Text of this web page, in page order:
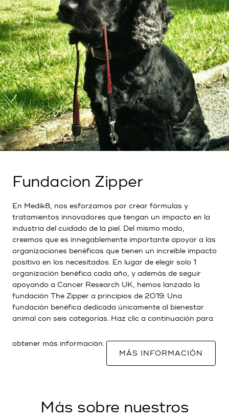
Fundacion Zipper
En Medik8, nos esforzamos por crear fórmulas y
tratamientos innovadores que tengan un impacto en la
industria del cuidado de la piel. Del mismo modo,
creemos que es innegablemente importante apoyar a las
organizaciones benéficas que tienen un increíble impacto
positivo en los necesitados. En lugar de elegir solo 1
organización benéfica cada año, y además de seguir
apoyando a Cancer Research UK, hemos lanzado la
fundación The Zipper a principios de 2019. Una
fundación benéfica dedicada únicamente al bienestar
animal con seis categorías. Haz clic a continuación para
obtener más información.
MÁS INFORMACIÓN
Más sobre nuestros